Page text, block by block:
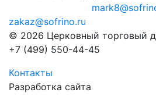
zakaz@sofrino.ru
© 2026 Церковный торговый
+7 (499) 550-44-45
Контакты
Разработка сайта